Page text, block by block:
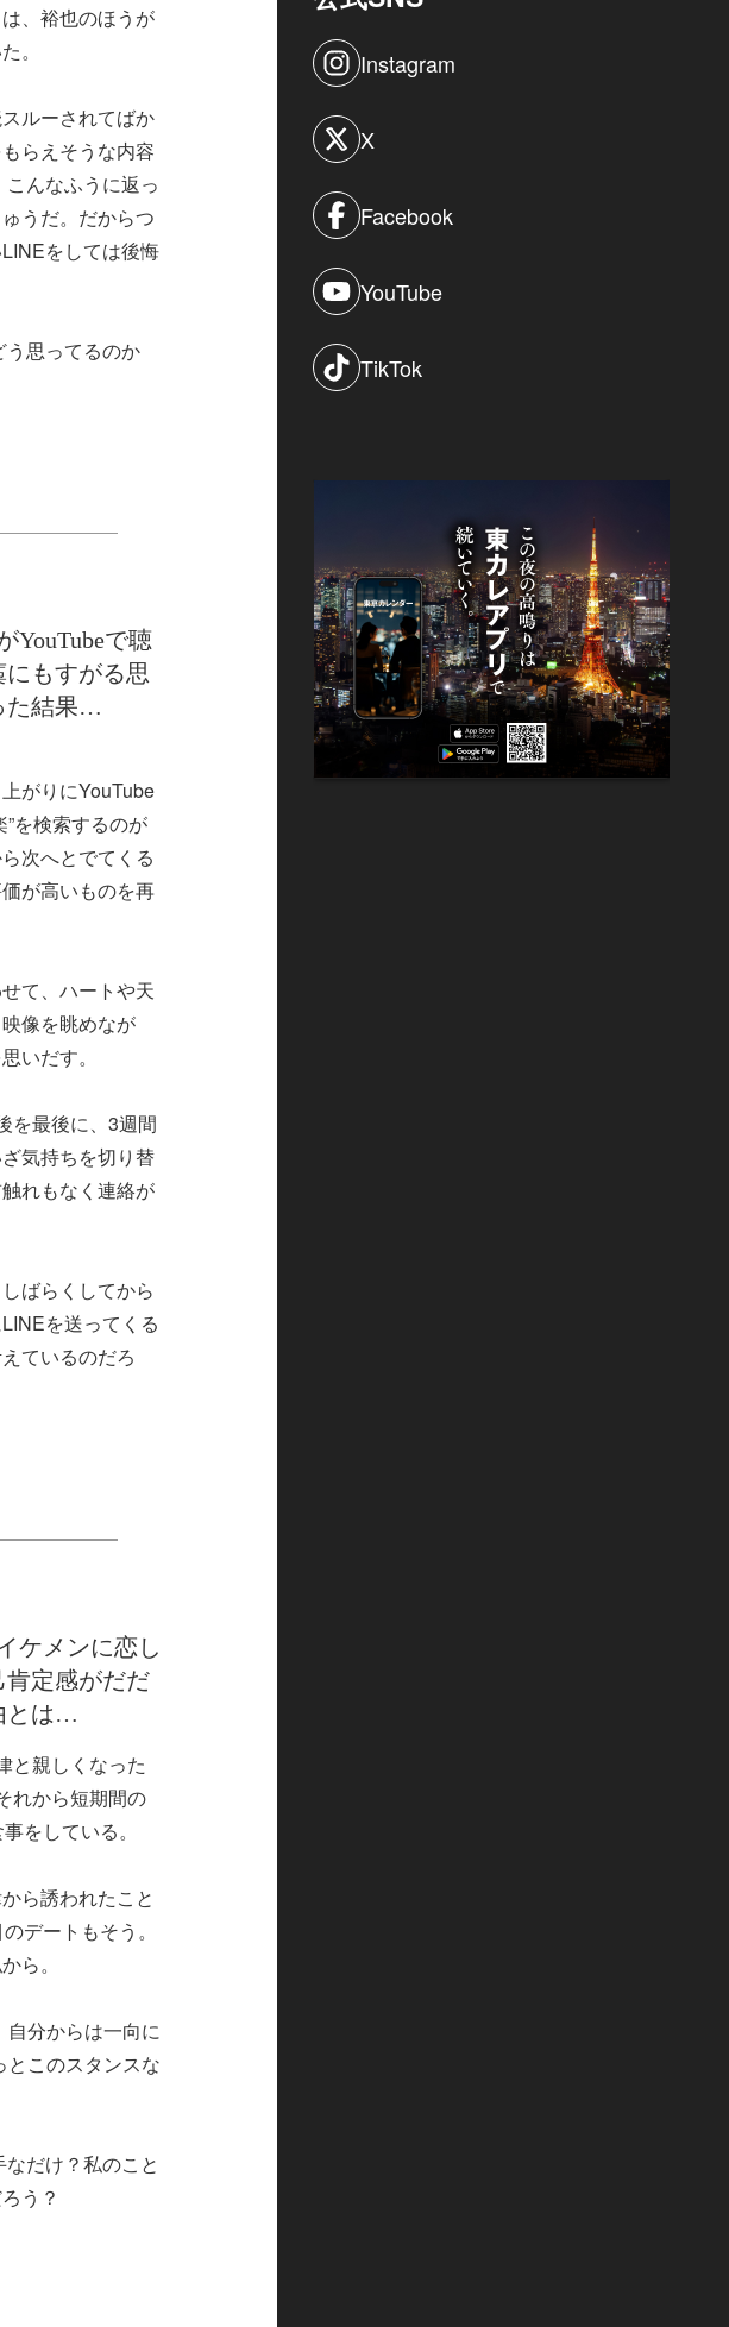
、裕也のほうが
。
ルーされてばか
らえそうな内容
んなふうに返っ
うだ。だからつ
をしては後悔
思ってるのか
YouTubeで聴
にもすがる思
た結果…
がりにYouTube
を検索するのが
次へとでてくる
が高いものを再
て、ハートや天
像を眺めなが
いだす。
を最後に、3週間
気持ちを切り替
れもなく連絡が
ばらくしてから
を送ってくる
ているのだろ
ケメンに恋し
定感がだだ
とは…
と親しくなった
れから短期間の
をしている。
ら誘われたこと
デートもそう。
ら。
自分からは一向に
とこのスタンスな
だけ？私のこと
う？
Instagram
X
Facebook
YouTube
TikTok